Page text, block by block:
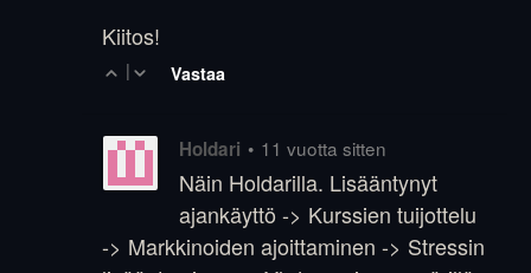
Kiitos!
| Vastaa
Holdari • 11 vuotta sitten
Näin Holdarilla. Lisääntynyt
ajankäyttö -> Kurssien tuijottelu
-> Markkinoiden ajoittaminen -> Stressin